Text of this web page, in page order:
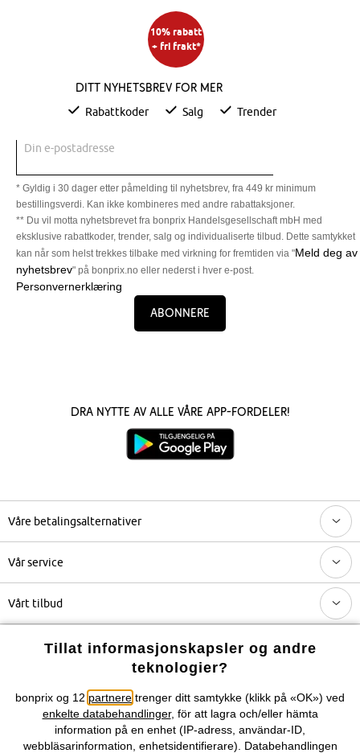
10% rabatt
+ fri frakt*
Ditt nyhetsbrev for mer
Rabattkoder Salg Trender
Din e-postadresse
* Gyldig i 30 dager etter påmelding til nyhetsbrev, fra 449 kr minimum
bestillingsverdi. Kan ikke kombineres med andre rabattaksjoner.
** Du vil motta nyhetsbrevet fra bonprix Handelsgesellschaft mbH med
eksklusive rabattkoder, trender, salg og individualiserte tilbud. Dette samtykket
kan når som helst trekkes tilbake med virkning for fremtiden via "Meld deg av
nyhetsbrev" på bonprix.no eller nederst i hver e-post.
Personvernerklæring
Abonnere
Dra nytte av alle våre app-fordeler!
Våre betalingsalternativer
Vår service
Vårt tilbud
Selskapet
Du kan også finne oss på
Tillat informasjonskapsler og andre
teknologier?
bonprix og 12 partnere trenger ditt samtykke (klikk på «OK») ved
enkelte databehandlinger, för att lagra och/eller hämta
information på en enhet (IP-adress, användar-ID,
webbläsarinformation, enhetsidentifierare). Databehandlingen